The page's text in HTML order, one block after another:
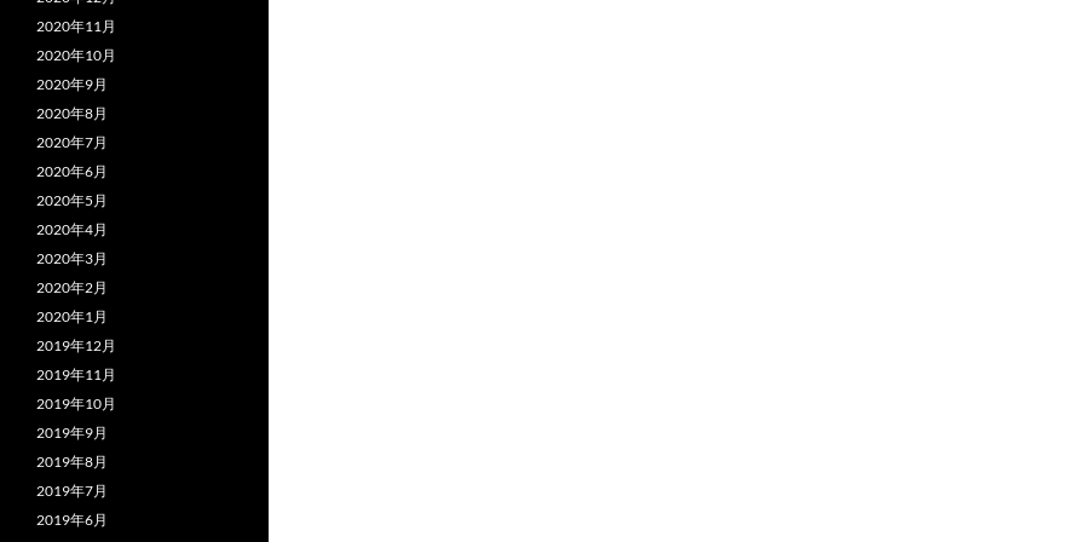
2020年11月
2020年10月
2020年9月
2020年8月
2020年7月
2020年6月
2020年5月
2020年4月
2020年3月
2020年2月
2020年1月
2019年12月
2019年11月
2019年10月
2019年9月
2019年8月
2019年7月
2019年6月